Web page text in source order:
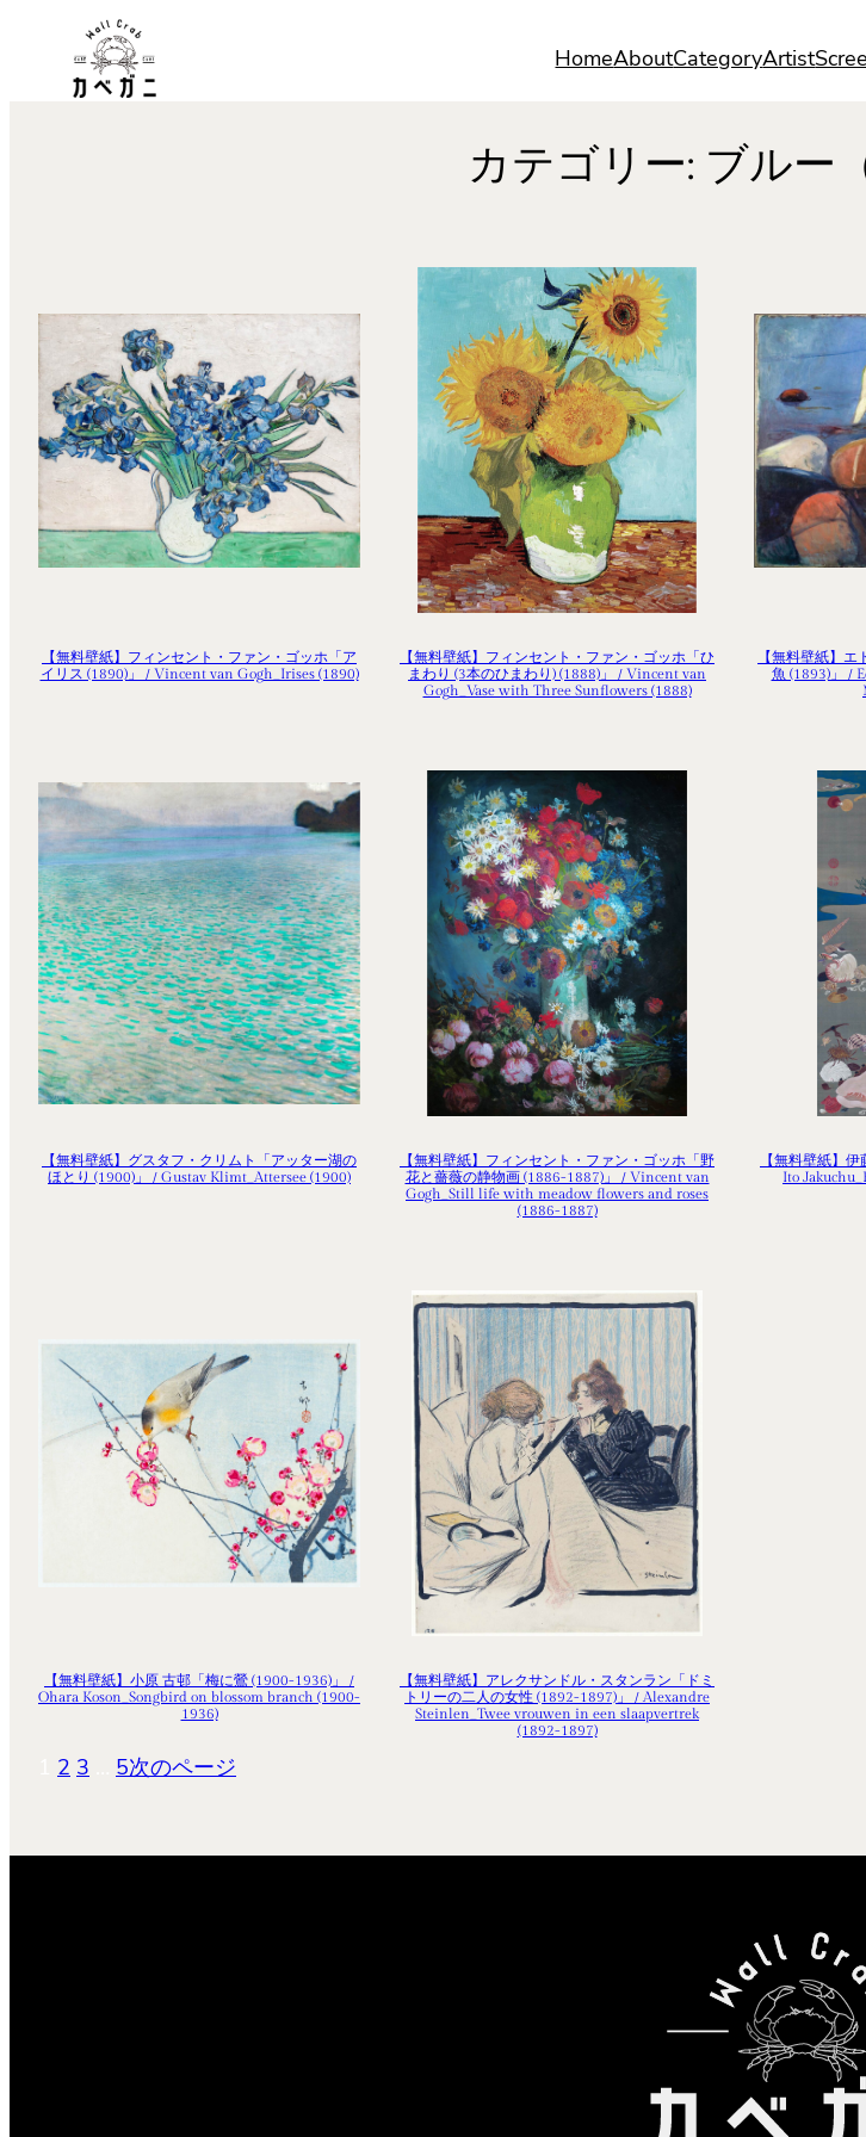
HomeAboutCategoryArtist
カテゴリー: ブルー
【無料壁紙】フィンセント・ファン・ゴッホ「ア
イリス (1890)」 / Vincent van Gogh_Irises (1890)
【無料壁紙】フィンセント・ファン・ゴッホ「ひ
まわり (3本のひまわり) (1888)」 / Vincent van
Gogh_Vase with Three Sunflowers (1888)
【無料壁紙】
魚 (1893)」 /
【無料壁紙】グスタフ・クリムト「アッター湖の
ほとり (1900)」 / Gustav Klimt_Attersee (1900)
【無料壁紙】フィンセント・ファン・ゴッホ「野
花と薔薇の静物画 (1886-1887)」 / Vincent van
Gogh_Still life with meadow flowers and roses
(1886-1887)
【無料壁紙】
Ito
【無料壁紙】小原 古邨「梅に鶯 (1900-1936)」 /
Ohara Koson_Songbird on blossom branch (1900-
1936)
【無料壁紙】アレクサンドル・スタンラン「ドミ
トリーの二人の女性 (1892-1897)」 / Alexandre
Steinlen_Twee vrouwen in een slaapvertrek
(1892-1897)
2 3 5次のページ